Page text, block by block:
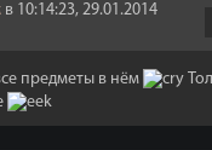
в 10:14:23, 29.01.2014
предметы в нём